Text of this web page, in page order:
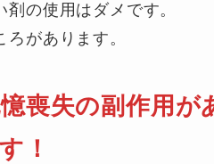
の使用はダメです。
があります。
喪失の副作用が
！